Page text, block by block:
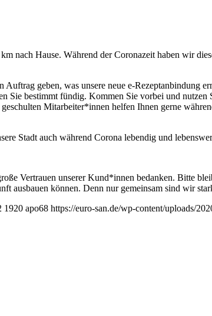
nach Hause. Während der Coronazeit haben wir
geben, was unsere neue e-Rezeptanbindung
Sie bestimmt fündig. Kommen Sie vorbei und nutzen
Mitarbeiter*innen helfen Ihnen gerne
Stadt auch während Corona lebendig und
Vertrauen unserer Kund*innen bedanken. Bitte
ausbauen können. Denn nur gemeinsam sind wir
1920 apo68 https://euro-san.de/wp-content/uploads/